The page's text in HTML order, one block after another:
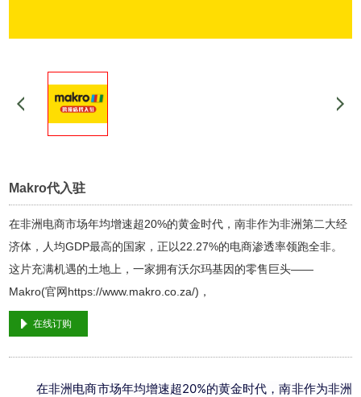
Makro代入驻
在非洲电商市场年均增速超20%的黄金时代，南非作为非洲第二大经
济体，人均GDP最高的国家，正以22.27%的电商渗透率领跑全非。
这片充满机遇的土地上，一家拥有沃尔玛基因的零售巨头——
Makro(官网https://www.makro.co.za/)，
在线订购
在非洲电商市场年均增速超20%的黄金时代，南非作为非洲